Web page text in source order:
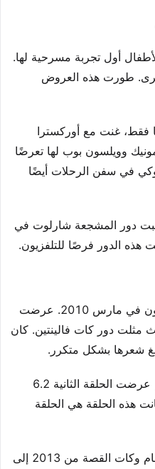
أول تجربة مسرحية لها.
طورت هذه العروض
فقط، غنت مع أوركسترا
وويلسون بوب لها تعرضًا
في سفن الرحلات أيضًا
لعبت دور المشجعة شارلوت في
انطلقت فيكتورياس على نيكيلوديون في مارس 2010. عرضت
من 2010 إلى 2013 حيث مثلت دور كات فالينتين. كان
شعرها بشكل متكرر.
أصبح الشخصية شائعة على الفور. عرضت الحلقة الثانية 6.2
في أبريل 2011. كانت هذه الحلقة هي الحلقة
بعد انتهاء فيكتورياس، استمرت سام وكات القصة من 2013 إلى